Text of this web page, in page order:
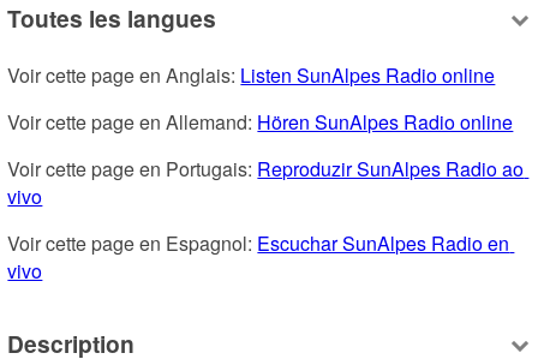
Toutes les langues
Voir cette page en Anglais: Listen SunAlpes Radio online
Voir cette page en Allemand: Hören SunAlpes Radio online
Voir cette page en Portugais: Reproduzir SunAlpes Radio ao
vivo
Voir cette page en Espagnol: Escuchar SunAlpes Radio en
vivo
Description